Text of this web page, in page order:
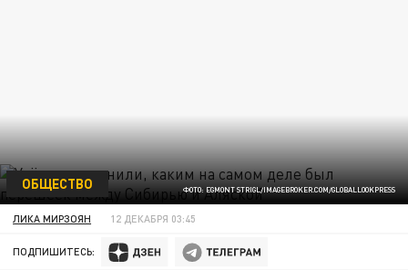
ФОТО: EGMONT STRIGL/IMAGEBROKER.COM/GLOBALLOOKPRESS
ОБЩЕСТВО
ЛИКА МИРЗОЯН 12 ДЕКАБРЯ 03:45
ПОДПИШИТЕСЬ: